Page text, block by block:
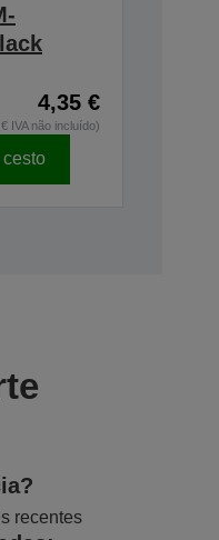
4,35 €
IVA não incluído)
cesto
recentes